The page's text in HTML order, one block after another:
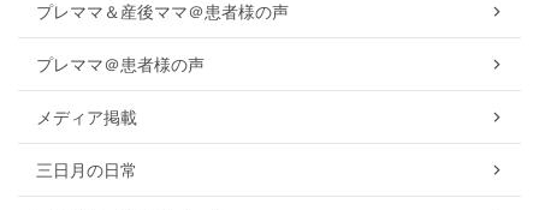
プレママ＆産後ママ＠患者様の声
プレママ＠患者様の声
メディア掲載
三日月の日常